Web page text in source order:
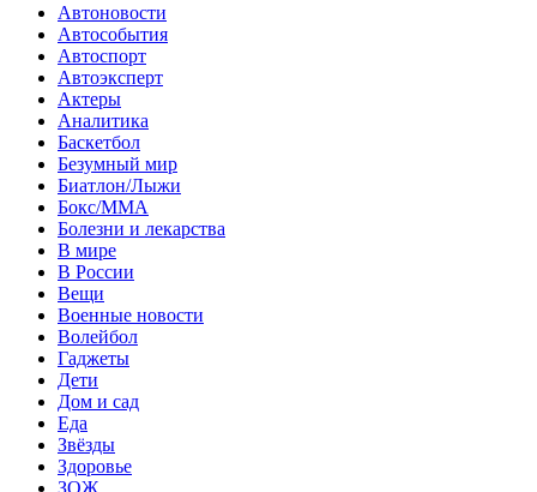
Автоновости
Автособытия
Автоспорт
Автоэксперт
Актеры
Аналитика
Баскетбол
Безумный мир
Биатлон/Лыжи
Бокс/MMA
Болезни и лекарства
В мире
В России
Вещи
Военные новости
Волейбол
Гаджеты
Дети
Дом и сад
Еда
Звёзды
Здоровье
ЗОЖ